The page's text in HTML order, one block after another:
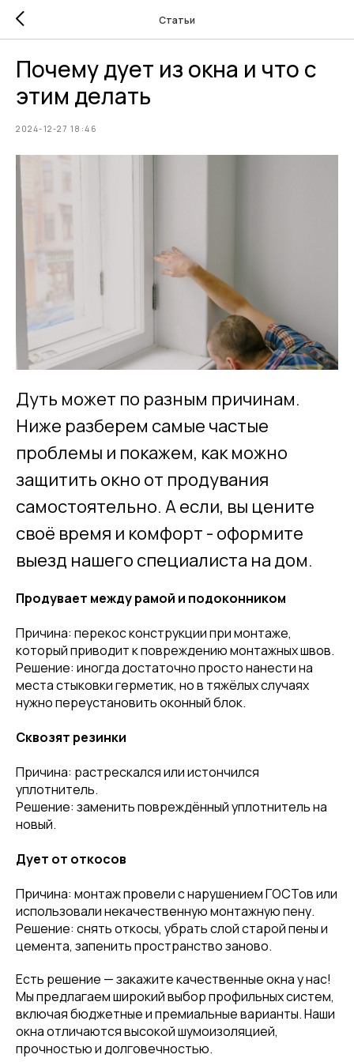
Статьи
Почему дует из окна и что с
этим делать
2024-12-27 18:46
Дуть может по разным причинам.
Ниже разберем самые частые
проблемы и покажем, как можно
защитить окно от продувания
самостоятельно. А если, вы цените
своё время и комфорт - оформите
выезд нашего специалиста на дом.
Продувает между рамой и подоконником
Причина: перекос конструкции при монтаже,
который приводит к повреждению монтажных швов.
Решение: иногда достаточно просто нанести на
места стыковки герметик, но в тяжёлых случаях
нужно переустановить оконный блок.
Сквозят резинки
Причина: растрескался или истончился
уплотнитель.
Решение: заменить повреждённый уплотнитель на
новый.
Дует от откосов
Причина: монтаж провели с нарушением ГОСТов или
использовали некачественную монтажную пену.
Решение: снять откосы, убрать слой старой пены и
цемента, запенить пространство заново.
Есть решение — закажите качественные окна у нас!
Мы предлагаем широкий выбор профильных систем,
включая бюджетные и премиальные варианты. Наши
окна отличаются высокой шумоизоляцией,
прочностью и долговечностью.